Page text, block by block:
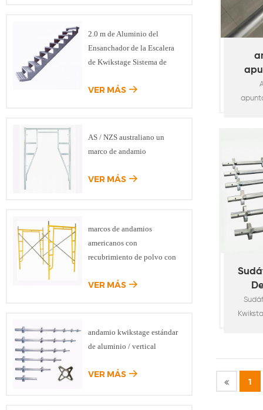
de
de
O.
Tubo
1
2.0 m de Aluminio del
Ensanchador de la Escalera
de Kwikstage Sistema de
VER MÁS
AS / NZS australiano un
marco de andamio
VER MÁS
marcos de andamios
americanos con
recubrimiento de polvo con
VER MÁS
andamio kwikstage estándar
de aluminio / vertical
VER MÁS